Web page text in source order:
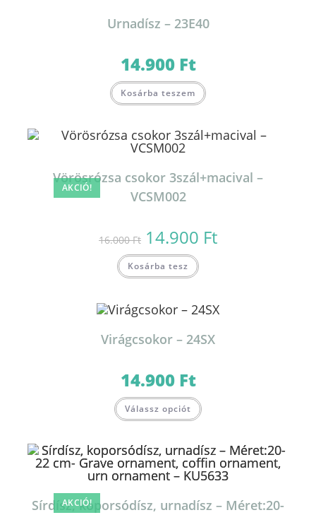
Urnadísz – 23E40
14.900 Ft
Kosárba teszem
AKCIÓ!
Vörösrózsa csokor 3szál+macival –
VCSM002
16.000Ft
Original
price
was:
16.000 Ft.
14.900 FtCurrent
price
Kosárba tesz
Virágcsokor – 24SX
14.900 Ft
Válassz opciót
AKCIÓ!
Sírdísz, koporsódísz, urnadísz – Méret:20-